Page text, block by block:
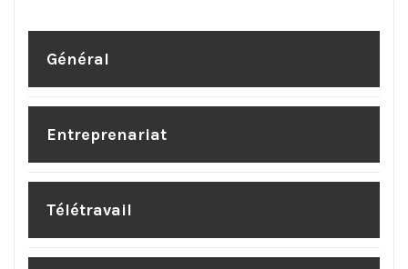
Général
Entreprenariat
Télétravail